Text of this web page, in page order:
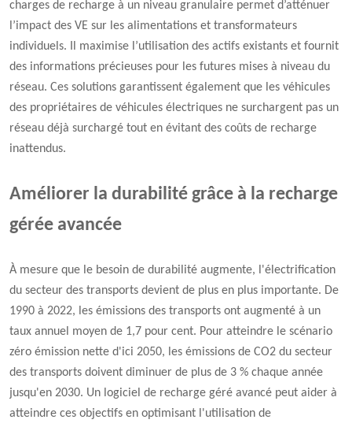
charges de recharge à un niveau granulaire permet d’atténuer
l’impact des VE sur les alimentations et transformateurs
individuels. Il maximise l’utilisation des actifs existants et fournit
des informations précieuses pour les futures mises à niveau du
réseau. Ces solutions garantissent également que les véhicules
des propriétaires de véhicules électriques ne surchargent pas un
réseau déjà surchargé tout en évitant des coûts de recharge
inattendus.
Améliorer la durabilité grâce à la recharge
gérée avancée
À mesure que le besoin de durabilité augmente, l'électrification
du secteur des transports devient de plus en plus importante. De
1990 à 2022, les émissions des transports ont augmenté à un
taux annuel moyen de 1,7 pour cent. Pour atteindre le scénario
zéro émission nette d'ici 2050, les émissions de CO2 du secteur
des transports doivent diminuer de plus de 3 % chaque année
jusqu'en 2030. Un logiciel de recharge géré avancé peut aider à
atteindre ces objectifs en optimisant l'utilisation de